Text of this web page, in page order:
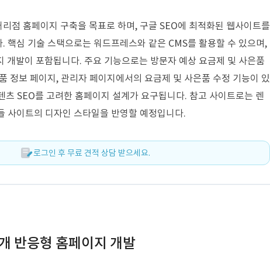
점 홈페이지 구축을 목표로 하며, 구글 SEO에 최적화된 웹사이트를
핵심 기술 스택으로는 워드프레스와 같은 CMS를 활용할 수 있으며,
개발이 포함됩니다. 주요 기능으로는 방문자 예상 요금제 및 사은품
정보 페이지, 관리자 페이지에서의 요금제 및 사은품 수정 기능이 있
츠 SEO를 고려한 홈페이지 설계가 요구됩니다. 참고 사이트로는 렌
사이트의 디자인 스타일을 반영할 예정입니다.
로그인 후 무료 견적 상담 받으세요.
반응형 홈페이지 개발